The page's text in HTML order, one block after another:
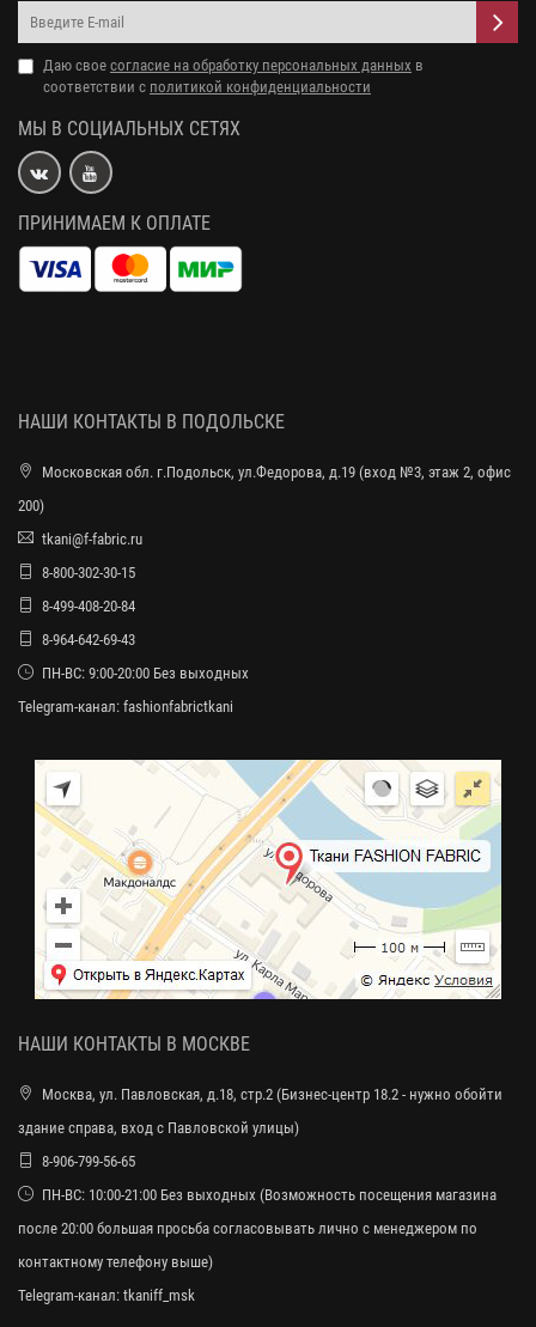
Даю свое согласие на обработку персональных данных в
соответствии с политикой конфиденциальности
МЫ В СОЦИАЛЬНЫХ СЕТЯХ
ПРИНИМАЕМ К ОПЛАТЕ
НАШИ КОНТАКТЫ В ПОДОЛЬСКЕ
Московская обл. г.Подольск, ул.Федорова, д.19 (вход №3, этаж 2, офис
200)
tkani@f-fabric.ru
8-800-302-30-15
8-499-408-20-84
8-964-642-69-43
ПН-ВС: 9:00-20:00 Без выходных
Telegram-канал: fashionfabrictkani
НАШИ КОНТАКТЫ В МОСКВЕ
Москва, ул. Павловская, д.18, стр.2 (Бизнес-центр 18.2 - нужно обойти
здание справа, вход с Павловской улицы)
8-906-799-56-65
ПН-ВС: 10:00-21:00 Без выходных (Возможность посещения магазина
после 20:00 большая просьба согласовывать лично с менеджером по
контактному телефону выше)
Telegram-канал: tkaniff_msk